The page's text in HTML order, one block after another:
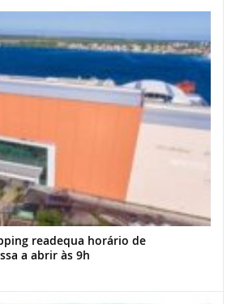
readequa horário de
a abrir às 9h